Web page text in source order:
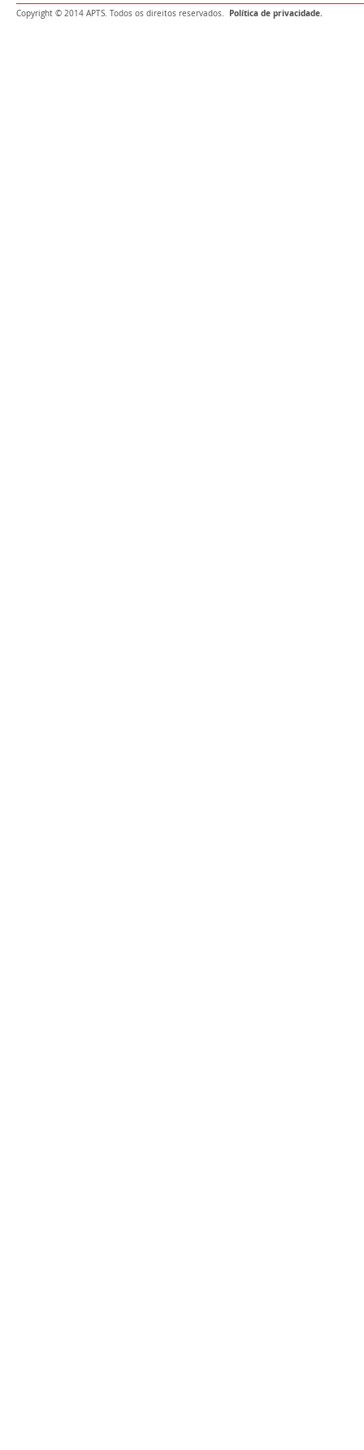
Copyright © 2014 APTS. Todos os direitos reservados. Política de privacidade.